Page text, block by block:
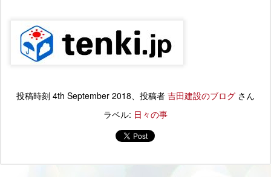
投稿時刻 4th September 2018、投稿者 吉田建設のブログ さん
ラベル: 日々の事